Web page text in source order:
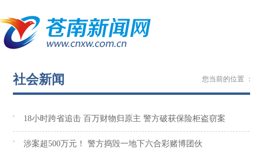
您当前的位置 ：
社会新闻
18小时跨省追击 百万财物归原主 警方破获保险柜盗窃案
涉案超500万元！ 警方捣毁一地下六合彩赌博团伙